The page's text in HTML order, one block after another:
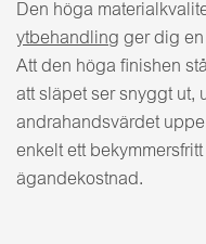
Den höga
ytbehandling ger dig
Att den höga finishen
att släpet ser snyggt ut,
andrahandsvärdet
enkelt ett
ägandekostnad.